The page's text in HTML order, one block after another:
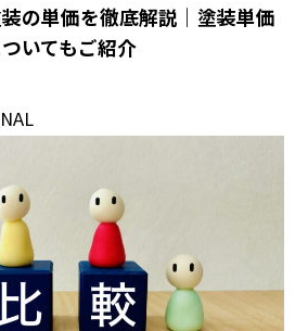
の単価を徹底解説｜塗装単価
いてもご紹介